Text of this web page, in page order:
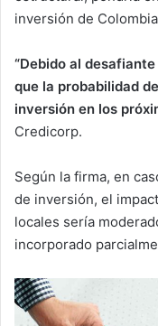
inversión de
“Debido al
que la probabilidad
inversión en los
Credicorp.
Según la firma, en
de inversión, el
locales sería
incorporado